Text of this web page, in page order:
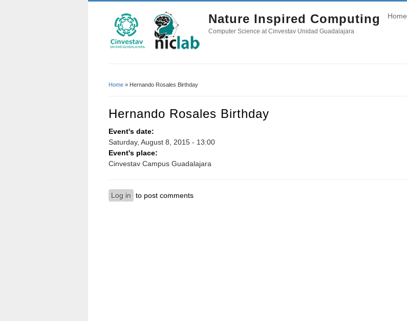
Nature Inspired Computing
Computer Science at Cinvestav Unidad Guadalajara
Home
Home » Hernando Rosales Birthday
Hernando Rosales Birthday
Event's date:
Saturday, August 8, 2015 - 13:00
Event's place:
Cinvestav Campus Guadalajara
Log in to post comments